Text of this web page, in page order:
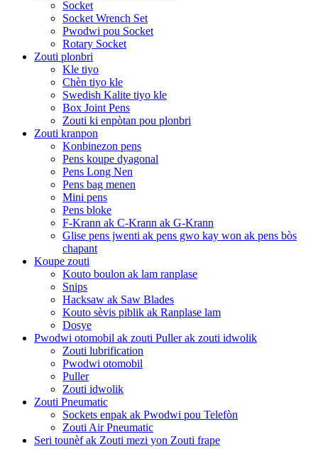
Socket
Socket Wrench Set
Pwodwi pou Socket
Rotary Socket
Zouti plonbri
Kle tiyo
Chèn tiyo kle
Swedish Kalite tiyo kle
Box Joint Pens
Zouti ki enpòtan pou plonbri
Zouti kranpon
Konbinezon pens
Pens koupe dyagonal
Pens Long Nen
Pens bag menen
Mini pens
Pens bloke
F-Krann ak C-Krann ak G-Krann
Glise pens jwenti ak pens gwo kay won ak pens bòs
chapant
Koupe zouti
Kouto boulon ak lam ranplase
Snips
Hacksaw ak Saw Blades
Kouto sèvis piblik ak Ranplase lam
Dosye
Pwodwi otomobil ak zouti Puller ak zouti idwolik
Zouti lubrification
Pwodwi otomobil
Puller
Zouti idwolik
Zouti Pneumatic
Sockets enpak ak Pwodwi pou Telefòn
Zouti Air Pneumatic
Seri tounèf ak Zouti mezi yon Zouti frape